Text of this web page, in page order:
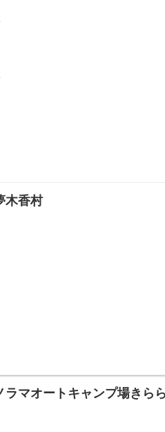
木香村
ラマオートキャンプ場きら